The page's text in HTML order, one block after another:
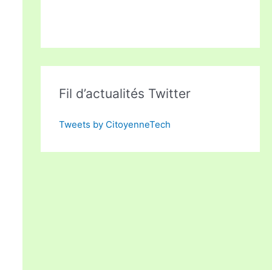
Fil d’actualités Twitter
Tweets by CitoyenneTech